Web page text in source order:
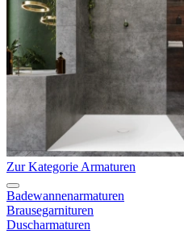
Zur Kategorie Armaturen
Badewannenarmaturen
Brausegarnituren
Duscharmaturen